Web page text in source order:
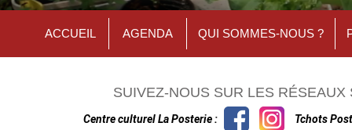
ACCUEIL AGENDA QUI SOMMES-NOUS ?
SUIVEZ-NOUS SUR LES RÉSEAUX
Centre culturel La Posterie : Tchots